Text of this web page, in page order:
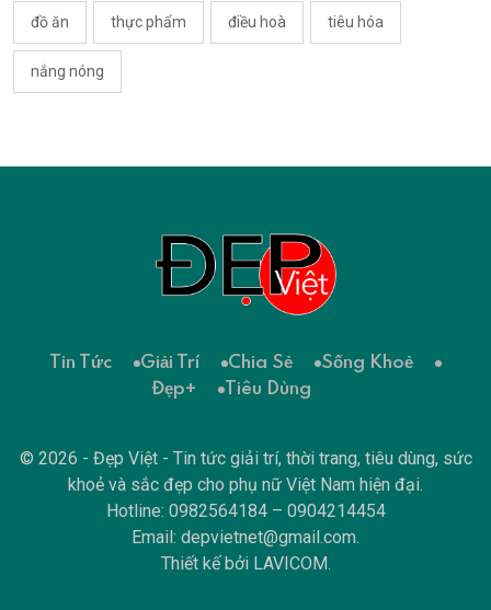
đồ ăn thực phẩm điều hoà tiêu hóa
nắng nóng
Tin Tức Giải Trí Chia Sẻ
Sống Khoẻ
Đẹp+
Tiêu Dùng
© 2026 - Đẹp Việt - Tin tức giải trí, thời trang, tiêu dùng, sức
khoẻ và sắc đẹp cho phụ nữ Việt Nam hiện đại.
Hotline: 0982564184 – 0904214454
Email: depvietnet@gmail.com.
Thiết kế bởi LAVICOM.